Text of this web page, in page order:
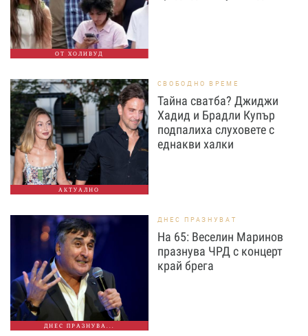
ОТ ХОЛИВУД
АКТУАЛНО
СВОБОДНО ВРЕМЕ
Тайна сватба? Джиджи
Хадид и Брадли Купър
подпалиха слуховете с
еднакви халки
ДНЕС ПРАЗНУВА...
ДНЕС ПРАЗНУВАТ
На 65: Веселин Маринов
празнува ЧРД с концерт
край брега